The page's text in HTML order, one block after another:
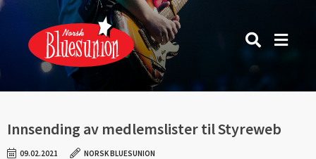
Innsending av medlemslister til Styreweb
09.02.2021 NORSK BLUESUNION